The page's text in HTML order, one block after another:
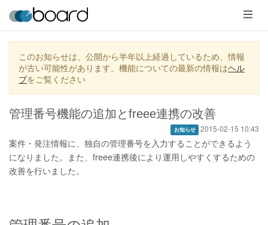
メ
ニ
ュ
ー
このお知らせは、公開から半年以上経過しているため、情報
が古い可能性があります。機能についての最新の情報はヘル
プをご覧ください
管理番号機能の追加とfreee連携の改善
お知らせ 2015-02-15 10:43
案件・発注情報に、独自の管理番号を入力することができるよう
になりました。また、freee連携後により運用しやすくするための
改善を行いました。